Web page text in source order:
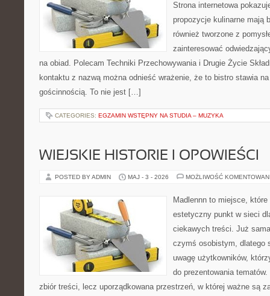
Strona internetowa
propozycje kulinarne mają
również tworzone z
zainteresować
na obiad. Polecam Techniki Przechowywania i Drugie Życie
kontaktu z nazwą można odnieść wrażenie, że to bistro stawia
gościnnością. To nie jest […]
CATEGORIES: EGZAMIN WSTĘPNY NA STUDIA – MUZYKA
WIEJSKIE HISTORIE I OPOWIEŚCI
POSTED BY ADMIN MAJ - 3 - 2026 MOŻLIWOŚĆ
Madlennn to miejsce,
estetyczny punkt w sieci
ciekawych treści. Już
czymś osobistym, dlatego
uwagę użytkowników,
do prezentowania
zbiór treści, lecz uporządkowana przestrzeń, w której ważne są